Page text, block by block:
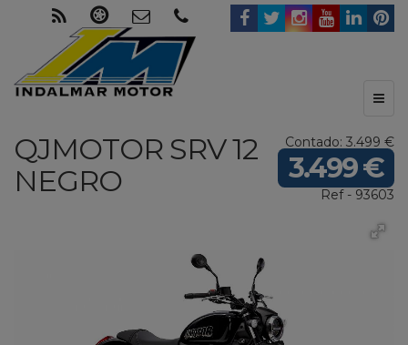
Contado: 3.499 €
3.499 €
Ref - 93603
QJMOTOR SRV 12
NEGRO